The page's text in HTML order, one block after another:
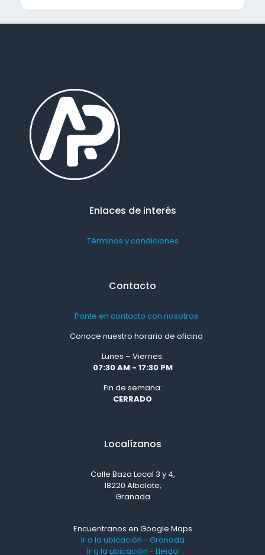
Enlaces de interés
Términos y condiciones
Contacto
Ponte en contacto con nosotros
Conoce nuestro horario de oficina
Lunes – Viernes:
07:30 AM - 17:30 PM
Fin de semana:
CERRADO
Localízanos
Calle Baza Local 3 y 4,
18220 Albolote,
Granada
Encuentranos en Google Maps
Ir a la ubicación - Granada
Ir a la ubicación - Lleida